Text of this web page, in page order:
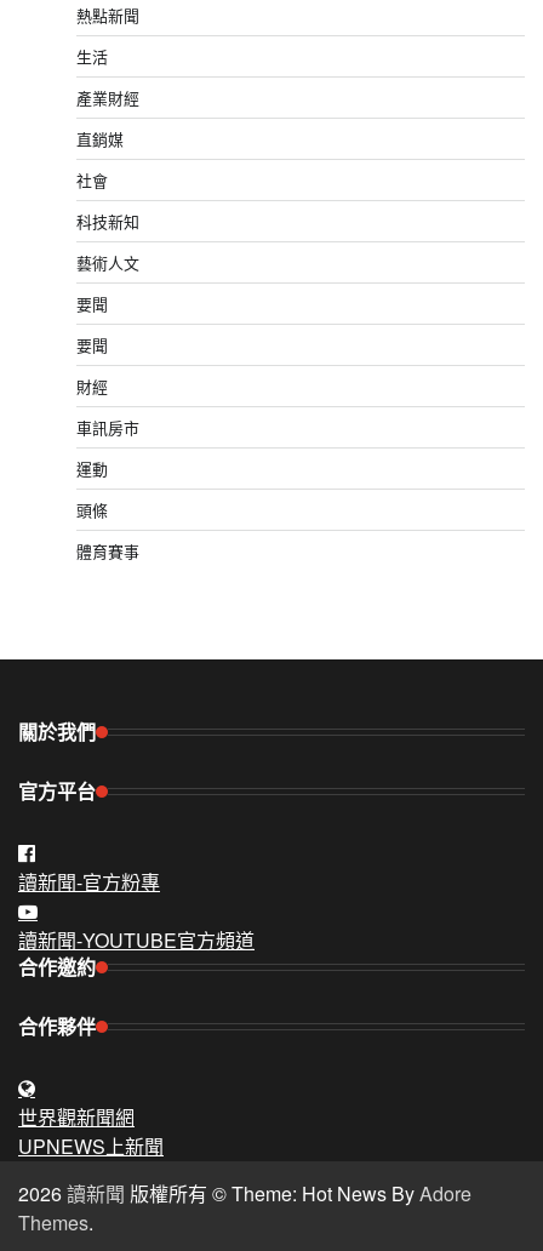
熱點新聞
生活
產業財經
直銷媒
社會
科技新知
藝術人文
要聞
要聞
財經
車訊房市
運動
頭條
體育賽事
關於我們
官方平台
讀新聞-官方粉專
讀新聞-YOUTUBE官方頻道
合作邀約
合作夥伴
世界觀新聞網
UPNEWS上新聞
2026讀新聞 版權所有 © Theme: Hot News ByAdore
Themes.